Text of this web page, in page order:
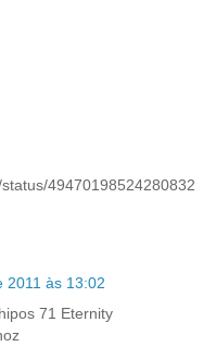
49470198524280832
2011 às 13:02
71 Eternity